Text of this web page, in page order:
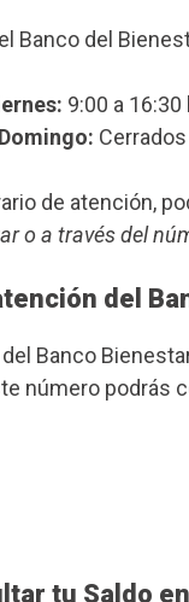
Banco del
9:00 a 16:30
Cerrados
de atención,
o a través del
del
Banco
número podrás
tu Saldo